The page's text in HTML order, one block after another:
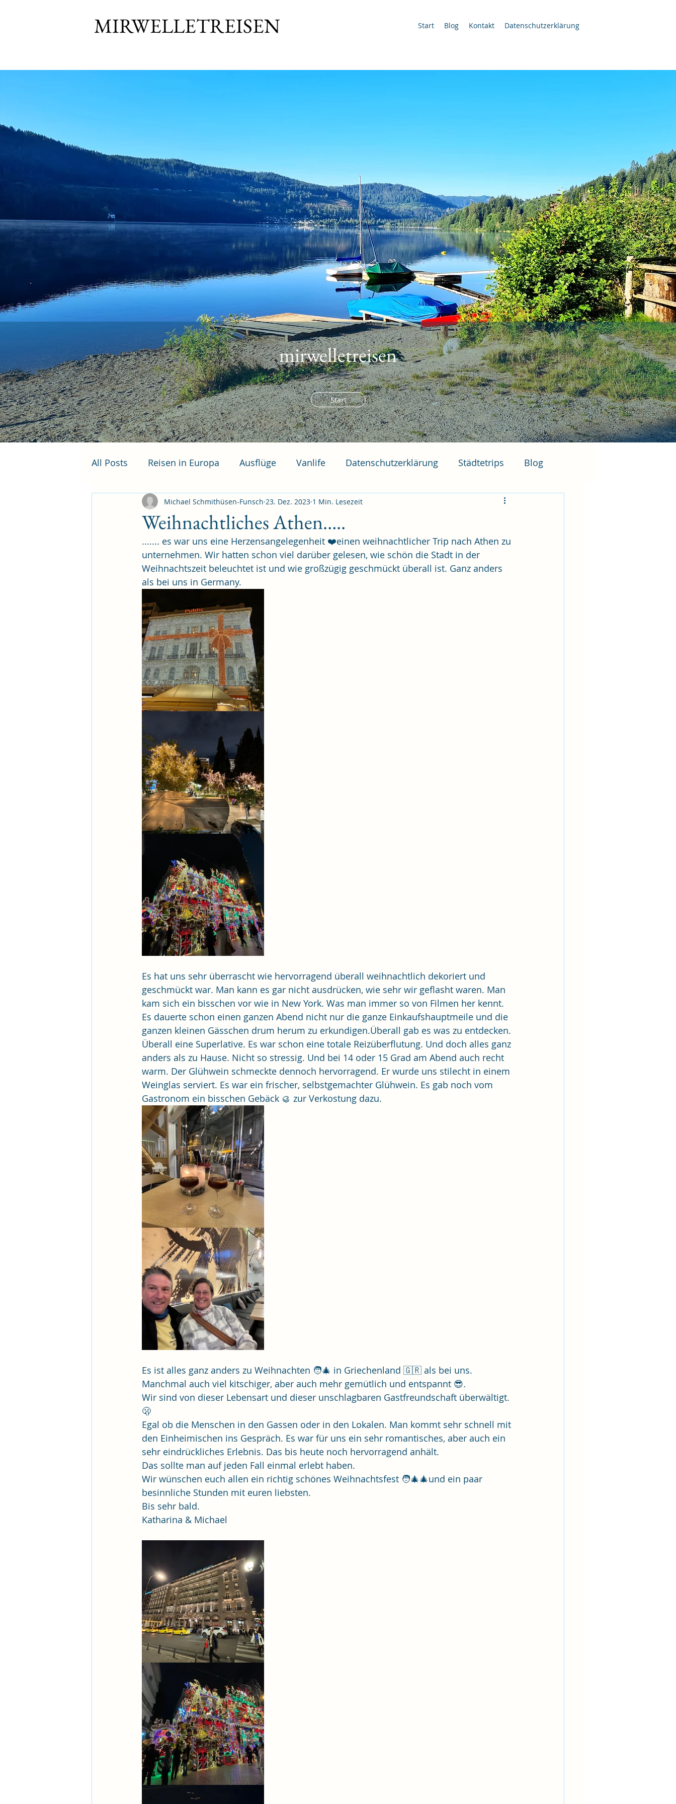
Start Blog Kontakt Datenschutzerklärung
MIRWELLETREISEN
mirwelletreisen
Start
All Posts Reisen in Europa Ausflüge Vanlife Datenschutzerklärung Städtetrips Blog
Weihnachtliches Athen…..
Michael Schmithüsen-Funsch 23. Dez. 2023 1 Min. Lesezeit
....... es war uns eine Herzensangelegenheit ❤️einen weihnachtlicher Trip nach Athen zu
unternehmen. Wir hatten schon viel darüber gelesen, wie schön die Stadt in der
Weihnachtszeit beleuchtet ist und wie großzügig geschmückt überall ist. Ganz anders
als bei uns in Germany.
Es hat uns sehr überrascht wie hervorragend überall weihnachtlich dekoriert und
geschmückt war. Man kann es gar nicht ausdrücken, wie sehr wir geflasht waren. Man
kam sich ein bisschen vor wie in New York. Was man immer so von Filmen her kennt.
Es dauerte schon einen ganzen Abend nicht nur die ganze Einkaufshauptmeile und die
ganzen kleinen Gässchen drum herum zu erkundigen.Überall gab es was zu entdecken.
Überall eine Superlative. Es war schon eine totale Reizüberflutung. Und doch alles ganz
anders als zu Hause. Nicht so stressig. Und bei 14 oder 15 Grad am Abend auch recht
warm. Der Glühwein schmeckte dennoch hervorragend. Er wurde uns stilecht in einem
Weinglas serviert. Es war ein frischer, selbstgemachter Glühwein. Es gab noch vom
Gastronom ein bisschen Gebäck 🥮 zur Verkostung dazu.
Es ist alles ganz anders zu Weihnachten 🧑‍🎄 in Griechenland 🇬🇷 als bei uns.
Manchmal auch viel kitschiger, aber auch mehr gemütlich und entspannt 😎.
Wir sind von dieser Lebensart und dieser unschlagbaren Gastfreundschaft überwältigt.
🫢
Egal ob die Menschen in den Gassen oder in den Lokalen. Man kommt sehr schnell mit
den Einheimischen ins Gespräch. Es war für uns ein sehr romantisches, aber auch ein
sehr eindrückliches Erlebnis. Das bis heute noch hervorragend anhält.
Das sollte man auf jeden Fall einmal erlebt haben.
Wir wünschen euch allen ein richtig schönes Weihnachtsfest 🧑‍🎄🎄und ein paar
besinnliche Stunden mit euren liebsten.
Bis sehr bald.
Katharina & Michael